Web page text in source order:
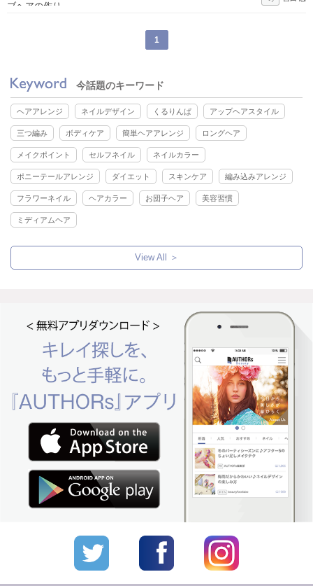
1
今話題のキーワード
ヘアアレンジ ネイルデザイン くるりんぱ アップヘアスタイル
三つ編み ボディケア 簡単ヘアアレンジ ロングヘア
メイクポイント セルフネイル ネイルカラー
ポニーテールアレンジ ダイエット スキンケア 編み込みアレンジ
フラワーネイル ヘアカラー お団子ヘア 美容習慣
ミディアムヘア
View All ＞